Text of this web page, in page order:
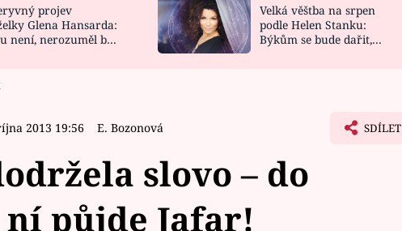
NOVINKY
VIDEORECEPTY
projev
Glena Hansarda:
není, nerozuměl by
Velká věštba na srpen
podle Helen Stanku:
Býkům se bude dařit,
2013 19:56 E. Bozonová SDÍLET
slovo – do
půjde Jafar!